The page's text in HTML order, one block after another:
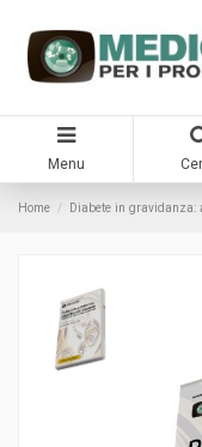
Menu
Home Diabete in gravidanza: